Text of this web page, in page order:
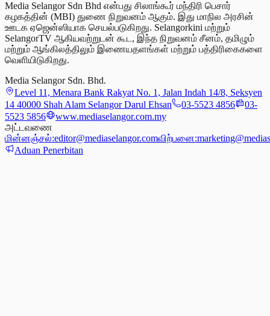
Media Selangor Sdn Bhd என்பது சிலாங்கூர் மந்திரி பெசார்
கழகத்தின் (MBI) துணை நிறுவனம் ஆகும். இது மாநில அரசின்
ஊடக ஏஜென்ஸியாக செயல்படுகிறது. Selangorkini மற்றும்
SelangorTV ஆகியவற்றுடன் கூட, இந்த நிறுவனம் சீனம், தமிழும்
மற்றும் ஆங்கிலத்திலும் இணையதளங்கள் மற்றும் பத்திரிகைகளை
வெளியிடுகிறது.
Media Selangor Sdn. Bhd.
Level 11, Menara Bank Rakyat No. 1, Jalan Indah 14/8, Seksyen
14 40000 Shah Alam Selangor Darul Ehsan
03-5523 4856
03-
5523 5856
www.mediaselangor.com.my
அட்டவணை
மின்னஞ்சல்:editor@mediaselangor.comவிற்பனை:
Aduan Penerbitan